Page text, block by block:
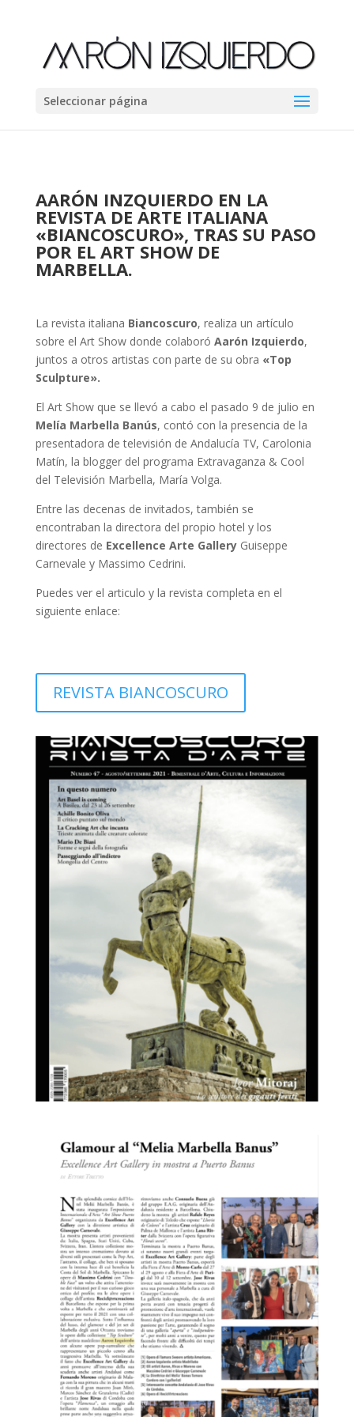
Seleccionar página
AARÓN INZQUIERDO EN LA
REVISTA DE ARTE ITALIANA
«BIANCOSCURO», TRAS SU PASO
POR EL ART SHOW DE
MARBELLA.
La revista italiana Biancoscuro, realiza un artículo
sobre el Art Show donde colaboró Aarón Izquierdo,
juntos a otros artistas con parte de su obra «Top
Sculpture».
El Art Show que se llevó a cabo el pasado 9 de julio en
Melía Marbella Banús, contó con la presencia de la
presentadora de televisión de Andalucía TV, Carolonia
Matín, la blogger del programa Extravaganza & Cool
del Televisión Marbella, María Volga.
Entre las decenas de invitados, también se
encontraban la directora del propio hotel y los
directores de Excellence Arte GalleryGuiseppe
Carnevale y Massimo Cedrini.
Puedes ver el articulo y la revista completa en el
siguiente enlace:
REVISTA BIANCOSCURO